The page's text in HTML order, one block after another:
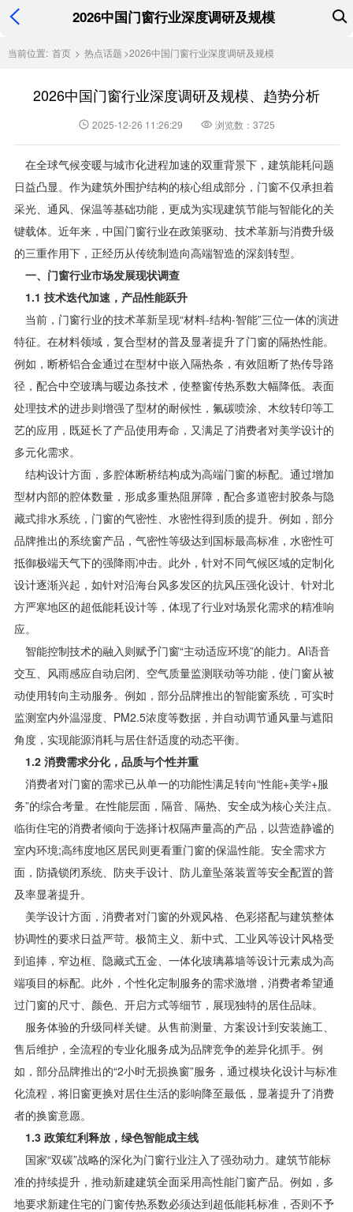
2026中国门窗行业深度调研及规模
当前位置: 首页 > 热点话题 >2026中国门窗行业深度调研及规模
2026中国门窗行业深度调研及规模、趋势分析
2025-12-26 11:26:29 浏览数：3725
在全球气候变暖与城市化进程加速的双重背景下，建筑能耗问题
日益凸显。作为建筑外围护结构的核心组成部分，门窗不仅承担着
采光、通风、保温等基础功能，更成为实现建筑节能与智能化的关
键载体。近年来，中国门窗行业在政策驱动、技术革新与消费升级
的三重作用下，正经历从传统制造向高端智造的深刻转型。
一、门窗行业市场发展现状调查
1.1 技术迭代加速，产品性能跃升
当前，门窗行业的技术革新呈现“材料-结构-智能”三位一体的演进
特征。在材料领域，复合型材的普及显著提升了门窗的隔热性能。
例如，断桥铝合金通过在型材中嵌入隔热条，有效阻断了热传导路
径，配合中空玻璃与暖边条技术，使整窗传热系数大幅降低。表面
处理技术的进步则增强了型材的耐候性，氟碳喷涂、木纹转印等工
艺的应用，既延长了产品使用寿命，又满足了消费者对美学设计的
多元化需求。
结构设计方面，多腔体断桥结构成为高端门窗的标配。通过增加
型材内部的腔体数量，形成多重热阻屏障，配合多道密封胶条与隐
藏式排水系统，门窗的气密性、水密性得到质的提升。例如，部分
品牌推出的系统窗产品，气密性等级达到国标最高标准，水密性可
抵御极端天气下的强降雨冲击。此外，针对不同气候区域的定制化
设计逐渐兴起，如针对沿海台风多发区的抗风压强化设计、针对北
方严寒地区的超低能耗设计等，体现了行业对场景化需求的精准响
应。
智能控制技术的融入则赋予门窗“主动适应环境”的能力。AI语音
交互、风雨感应自动启闭、空气质量监测联动等功能，使门窗从被
动使用转向主动服务。例如，部分品牌推出的智能窗系统，可实时
监测室内外温湿度、PM2.5浓度等数据，并自动调节通风量与遮阳
角度，实现能源消耗与居住舒适度的动态平衡。
1.2 消费需求分化，品质与个性并重
消费者对门窗的需求已从单一的功能性满足转向“性能+美学+服
务”的综合考量。在性能层面，隔音、隔热、安全成为核心关注点。
临街住宅的消费者倾向于选择计权隔声量高的产品，以营造静谧的
室内环境;高纬度地区居民则更看重门窗的保温性能。安全需求方
面，防撬锁闭系统、防夹手设计、防儿童坠落装置等安全配置的普
及率显著提升。
美学设计方面，消费者对门窗的外观风格、色彩搭配与建筑整体
协调性的要求日益严苛。极简主义、新中式、工业风等设计风格受
到追捧，窄边框、隐藏式五金、一体化玻璃幕墙等设计元素成为高
端项目的标配。此外，个性化定制服务的需求激增，消费者希望通
过门窗的尺寸、颜色、开启方式等细节，展现独特的居住品味。
服务体验的升级同样关键。从售前测量、方案设计到安装施工、
售后维护，全流程的专业化服务成为品牌竞争的差异化抓手。例
如，部分品牌推出的“2小时无损换窗”服务，通过模块化设计与标准
化流程，将旧窗更换对居住生活的影响降至最低，显著提升了消费
者的换窗意愿。
1.3 政策红利释放，绿色智能成主线
国家“双碳”战略的深化为门窗行业注入了强劲动力。建筑节能标
准的持续提升，推动新建建筑全面采用高性能门窗产品。例如，多
地要求新建住宅的门窗传热系数必须达到超低能耗标准，否则不予